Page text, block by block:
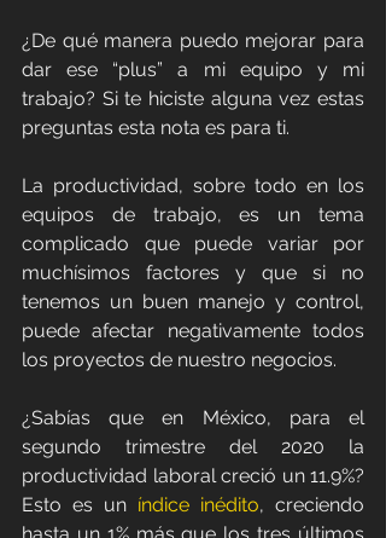
¿De qué manera puedo mejorar para
dar ese “plus” a mi equipo y mi
trabajo? Si te hiciste alguna vez estas
preguntas esta nota es para ti.
La productividad, sobre todo en los
equipos de trabajo, es un tema
complicado que puede variar por
muchísimos factores y que si no
tenemos un buen manejo y control,
puede afectar negativamente todos
los proyectos de nuestro negocios.
¿Sabías que en México, para el
segundo trimestre del 2020 la
productividad laboral creció un 11.9%?
Esto es un índice inédito, creciendo